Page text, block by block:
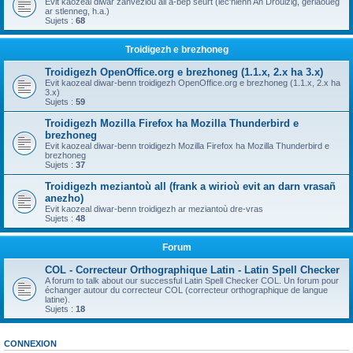
ar stlenneg, h.a.)
Sujets : 68
Troidigezh e brezhoneg
Troidigezh OpenOffice.org e brezhoneg (1.1.x, 2.x ha 3.x)
Evit kaozeal diwar-benn troidigezh OpenOffice.org e brezhoneg (1.1.x, 2.x ha
3.x)
Sujets : 59
Troidigezh Mozilla Firefox ha Mozilla Thunderbird e
brezhoneg
Evit kaozeal diwar-benn troidigezh Mozilla Firefox ha Mozilla Thunderbird e
brezhoneg
Sujets : 37
Troidigezh meziantoù all (frank a wirioù evit an darn vrasañ
anezho)
Evit kaozeal diwar-benn troidigezh ar meziantoù dre-vras
Sujets : 48
Forum
COL - Correcteur Orthographique Latin - Latin Spell Checker
A forum to talk about our successful Latin Spell Checker COL. Un forum pour
échanger autour du correcteur COL (correcteur orthographique de langue
latine).
Sujets : 18
CONNEXION